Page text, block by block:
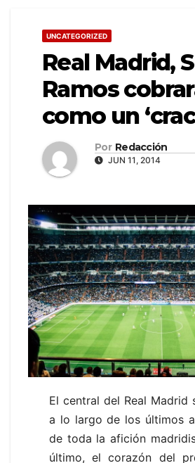
UNCATEGORIZED
Real Madrid,
Ramos
como un
Por Redacción
JUN 11, 2014
El central del Real Madrid
a lo largo de los últimos
de toda la afición
último, el corazón del